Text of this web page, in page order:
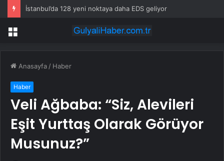
İstanbul’da 128 yeni noktaya daha EDS geliyor
Menü
Anasayfa / Haber
Haber
Veli Ağbaba: “Siz, Alevileri
Eşit Yurttaş Olarak Görüyor
Musunuz?”